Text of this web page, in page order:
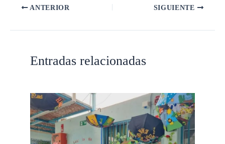
ANTERIOR SIGUIENTE
Entradas relacionadas